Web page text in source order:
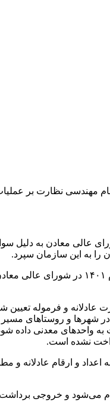
مهندسی نظارت بر
به این سازمان سپرد.
وی گفت: این موضوع مدتی
به واحدهای معدنی
نشده است.
و ارقام عادلانه
می‌شود و خروجی